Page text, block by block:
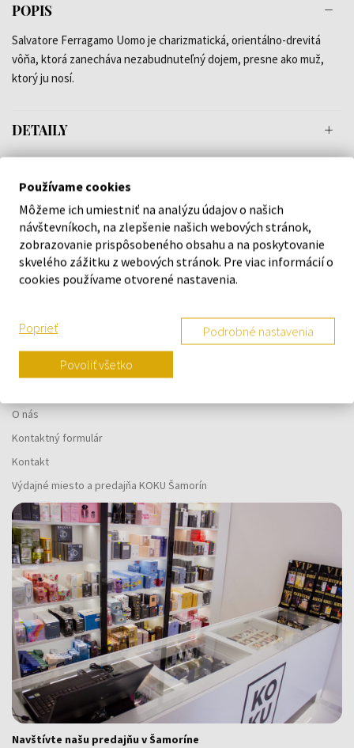
POPIS
Salvatore Ferragamo Uomo je charizmatická, orientálno-drevitá
vôňa, ktorá zanecháva nezabudnuteľný dojem, presne ako muž,
ktorý ju nosí.
DETAILY
Náš výber na mieru presne pre
vás
O SPOLOČNOSTI
O nás
Kontaktný formulár
Kontakt
Výdajné miesto a predajňa KOKU Šamorín
Navštívte našu predajňu v Šamoríne
Používame cookies
Môžeme ich umiestniť na analýzu údajov o našich
návštevníkoch, na zlepšenie našich webových stránok,
zobrazovanie prispôsobeného obsahu a na poskytovanie
skvelého zážitku z webových stránok. Pre viac informácií o
cookies používame otvorené nastavenia.
Poprieť Podrobné nastavenia
Povoliť všetko